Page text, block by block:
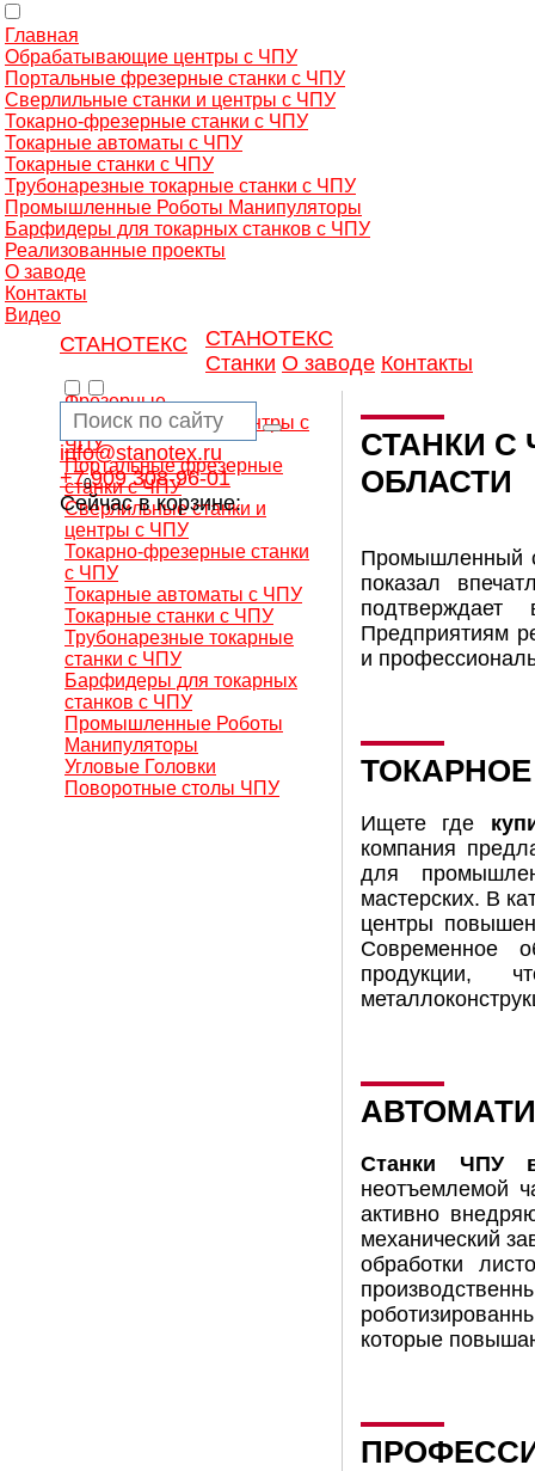
Главная
Обрабатывающие центры с ЧПУ
Портальные фрезерные станки с ЧПУ
Сверлильные станки и центры с ЧПУ
Токарно-фрезерные станки с ЧПУ
Токарные автоматы с ЧПУ
Токарные станки с ЧПУ
Трубонарезные токарные станки с ЧПУ
Промышленные Роботы Манипуляторы
Барфидеры для токарных станков с ЧПУ
Реализованные проекты
О заводе
Контакты
Видео
СТАНОТЕКС
СТАНОТЕКС
Станки О заводе Контакты
info@stanotex.ru
+7 909 308-96-01
Сейчас в корзине:
0
Фрезерные
обрабатывающие центры с
ЧПУ
Портальные фрезерные
станки с ЧПУ
Сверлильные станки и
центры с ЧПУ
Токарно-фрезерные станки
с ЧПУ
Токарные автоматы с ЧПУ
Токарные станки с ЧПУ
Трубонарезные токарные
станки с ЧПУ
Барфидеры для токарных
станков с ЧПУ
Промышленные Роботы
Манипуляторы
Угловые Головки
Поворотные столы ЧПУ
СТАНКИ С
ОБЛАСТИ
Промышленный
показал
Предприятиям
и
Ищете где
компания
для
мастерских. В
центры
Современное
продукции,
Станки ЧПУ
неотъемлемой
активно
механический
обработки
которые